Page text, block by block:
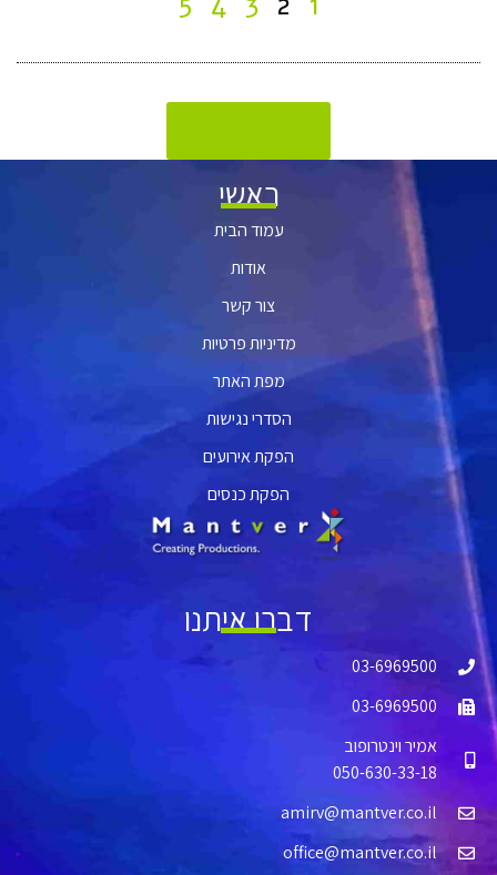
ראשי
עמוד הבית
אודות
צור קשר
מדיניות פרטיות
מפת האתר
הסדרי נגישות
הפקת אירועים
הפקת כנסים
דברו איתנו
03-6969500
03-6969500
אמיר וינטרופוב
050-630-33-18
amirv@mantver.co.il
office@mantver.co.il